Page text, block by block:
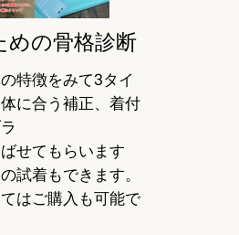
めの骨格診断
特徴をみて3タイ
に合う補正、着付
せてもらいます
試着もできます。
はご購入も可能で